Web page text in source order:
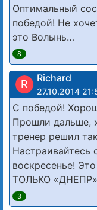
Оптимальный
победой! Не
это Волынь…
8
R Richard
27.10.2014
С победой!
Прошли дальше,
тренер решил
Настраивайтесь
воскресенье!
ТОЛЬКО
3